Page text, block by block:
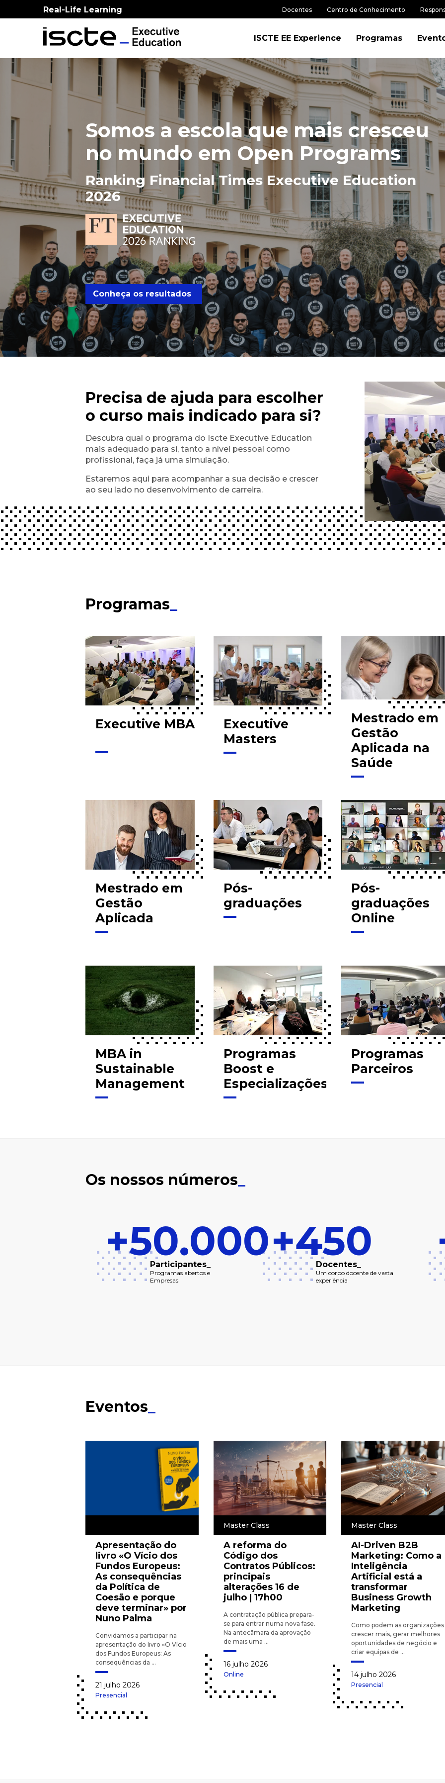
Real-Life Learning Docentes Centro de Conhecimento
ISCTE EE Experience Programas
Somos a escola que mais cresceu
no mundo em Open Programs
Ranking Financial Times Executive Education
2026
Conheça os resultados
Precisa de ajuda para escolher
o curso mais indicado para si?
Descubra qual o programa do Iscte Executive Education
mais adequado para si, tanto a nível pessoal como
profissional, faça já uma simulação.
Estaremos aqui para acompanhar a sua decisão e crescer
ao seu lado no desenvolvimento de carreira.
Programas
Executive MBA
Executive
Masters
Mestrado em
Gestão
Aplicada na
Saúde
Mestrado em
Gestão
Aplicada
Pós-
graduações
Pós-
graduações
Online
MBA in
Sustainable
Management
Programas
Boost e
Especializações
Programas
Parceiros
Os nossos números
+50.000
Participantes_
Programas abertos e
Empresas
+450
Docentes_
Um corpo docente de vasta
experiência
Eventos
Apresentação do
livro «O Vício dos
Fundos Europeus:
As consequências
da Política de
Coesão e porque
deve terminar» por
Nuno Palma
Convidamos a participar na
apresentação do livro «O Vício
dos Fundos Europeus: As
consequências da ...
21 julho 2026
Presencial
Master Class
A reforma do
Código dos
Contratos Públicos:
principais
alterações 16 de
julho | 17h00
A contratação pública prepara-
se para entrar numa nova fase.
Na antecâmara da aprovação
de mais uma ...
16 julho 2026
Online
Master Class
AI-Driven B2B
Marketing: Como a
Inteligência
Artificial está a
transformar
Business Growth
Marketing
Como podem as organizações
crescer mais, gerar melhores
oportunidades de negócio e
criar equipas de ...
14 julho 2026
Presencial